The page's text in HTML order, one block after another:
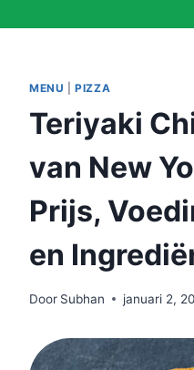
MENU |PIZZA
Teriyaki
van New
Prijs,
en
Door Subhan januari 2,